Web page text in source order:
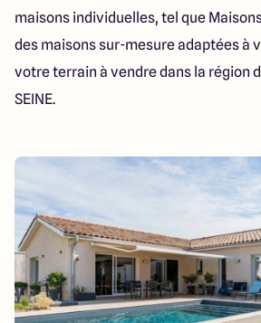
maisons individuelles, tel que
des maisons sur-mesure adaptées à
votre terrain à vendre dans la région
SEINE.